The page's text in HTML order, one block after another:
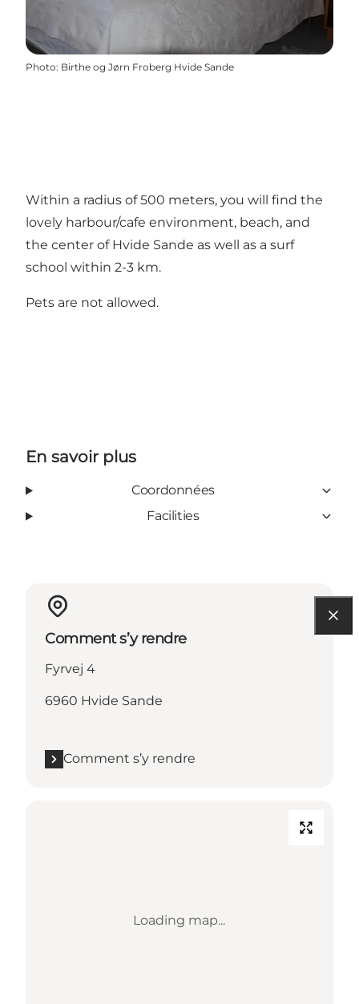
Photo: Birthe og Jørn Froberg Hvide Sande
Within a radius of 500 meters, you will find the
lovely harbour/cafe environment, beach, and
the center of Hvide Sande as well as a surf
school within 2-3 km.
Pets are not allowed.
En savoir plus
Coordonnées
Facilities
Comment s’y rendre
Fyrvej 4
6960 Hvide Sande
Comment s’y rendre
Loading map...